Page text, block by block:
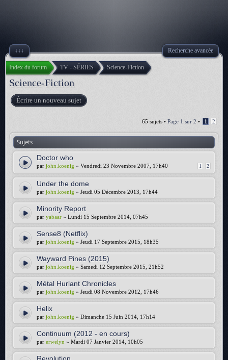
↓↓↓ Recherche avancée
Index du forum TV - SÉRIES Science-Fiction
Science-Fiction
Écrire un nouveau sujet
65 sujets • Page 1 sur 2 • 1 2
Sujets
Doctor who
1 2
par john.koenig » Vendredi 23 Novembre 2007, 17h40
Under the dome
par john.koenig » Jeudi 05 Décembre 2013, 17h44
Minority Report
par yabaar » Lundi 15 Septembre 2014, 07h45
Sense8 (Netflix)
par john.koenig » Jeudi 17 Septembre 2015, 18h35
Wayward Pines (2015)
par john.koenig » Samedi 12 Septembre 2015, 21h52
Métal Hurlant Chronicles
par john.koenig » Jeudi 08 Novembre 2012, 17h46
Helix
par john.koenig » Dimanche 15 Juin 2014, 17h14
Continuum (2012 - en cours)
par erwelyn » Mardi 07 Janvier 2014, 10h05